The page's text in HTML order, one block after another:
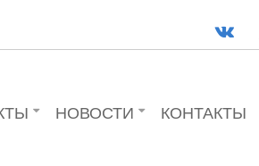
ВК
НОВОСТИ КОНТАКТЫ